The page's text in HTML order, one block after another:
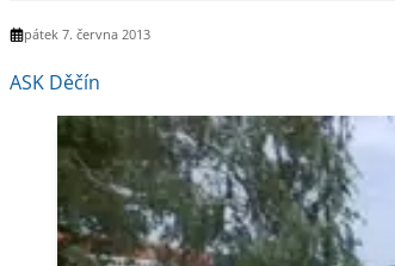
pátek 7. června 2013
ASK Děčín